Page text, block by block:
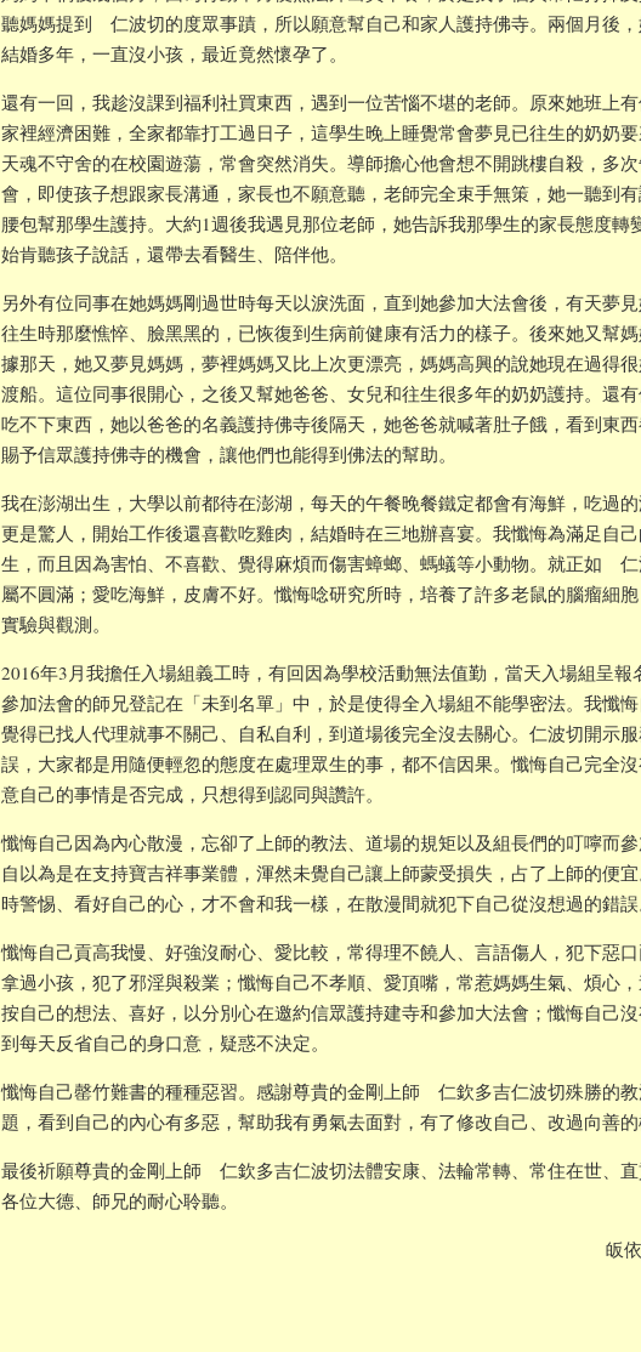
聽媽媽提到 仁波切的度眾事蹟，所以願意幫自己和家人護持佛寺。兩個月後
結婚多年，一直沒小孩，最近竟然懷孕了。
還有一回，我趁沒課到福利社買東西，遇到一位苦惱不堪的老師。原來她班上
家裡經濟困難，全家都靠打工過日子，這學生晚上睡覺常會夢見已往生的奶奶
天魂不守舍的在校園遊蕩，常會突然消失。導師擔心他會想不開跳樓自殺，多
會，即使孩子想跟家長溝通，家長也不願意聽，老師完全束手無策，她一聽到
腰包幫那學生護持。大約1週後我遇見那位老師，她告訴我那學生的家長態度轉
始肯聽孩子說話，還帶去看醫生、陪伴他。
另外有位同事在她媽媽剛過世時每天以淚洗面，直到她參加大法會後，有天夢
往生時那麼憔悴、臉黑黑的，已恢復到生病前健康有活力的樣子。後來她又幫
據那天，她又夢見媽媽，夢裡媽媽又比上次更漂亮，媽媽高興的說她現在過得
渡船。這位同事很開心，之後又幫她爸爸、女兒和往生很多年的奶奶護持。還
吃不下東西，她以爸爸的名義護持佛寺後隔天，她爸爸就喊著肚子餓，看到東
賜予信眾護持佛寺的機會，讓他們也能得到佛法的幫助。
我在澎湖出生，大學以前都待在澎湖，每天的午餐晚餐鐵定都會有海鮮，吃過
更是驚人，開始工作後還喜歡吃雞肉，結婚時在三地辦喜宴。我懺悔為滿足自
生，而且因為害怕、不喜歡、覺得麻煩而傷害蟑螂、螞蟻等小動物。就正如
屬不圓滿；愛吃海鮮，皮膚不好。懺悔唸研究所時，培養了許多老鼠的腦瘤細
實驗與觀測。
2016年3月我擔任入場組義工時，有回因為學校活動無法值勤，當天入場組呈
參加法會的師兄登記在「未到名單」中，於是使得全入場組不能學密法。我懺
覺得已找人代理就事不關己、自私自利，到道場後完全沒去關心。仁波切開示
誤，大家都是用隨便輕忽的態度在處理眾生的事，都不信因果。懺悔自己完全
意自己的事情是否完成，只想得到認同與讚許。
懺悔自己因為內心散漫，忘卻了上師的教法、道場的規矩以及組長們的叮嚀而
自以為是在支持寶吉祥事業體，渾然未覺自己讓上師蒙受損失，占了上師的便
時警惕、看好自己的心，才不會和我一樣，在散漫間就犯下自己從沒想過的錯誤
懺悔自己貢高我慢、好強沒耐心、愛比較，常得理不饒人、言語傷人，犯下惡
拿過小孩，犯了邪淫與殺業；懺悔自己不孝順、愛頂嘴，常惹媽媽生氣、煩心
按自己的想法、喜好，以分別心在邀約信眾護持建寺和參加大法會；懺悔自己
到每天反省自己的身口意，疑惑不決定。
懺悔自己罄竹難書的種種惡習。感謝尊貴的金剛上師 仁欽多吉仁波切殊勝的
題，看到自己的內心有多惡，幫助我有勇氣去面對，有了修改自己、改過向善的
最後祈願尊貴的金剛上師 仁欽多吉仁波切法體安康、法輪常轉、常住在世、
各位大德、師兄的耐心聆聽。
皈